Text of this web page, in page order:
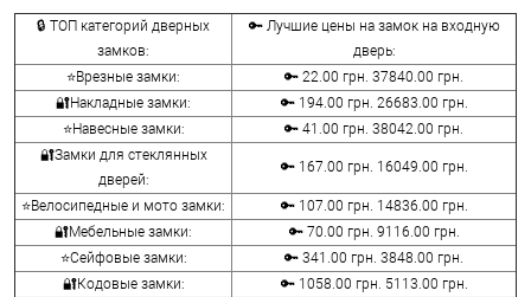
🔒 ТОП категорий дверных
замков:
🔑 Лучшие цены на замок на входную
дверь:
⭐Врезные замки:
🔑 22.00 грн. 37840.00 грн.
🔐Накладные замки:
🔑 194.00 грн. 26683.00 грн.
⭐Навесные замки:
🔑 41.00 грн. 38042.00 грн.
🔐Замки для стеклянных
дверей:
🔑 167.00 грн. 16049.00 грн.
⭐Велосипедные и мото замки:
🔑 107.00 грн. 14836.00 грн.
🔐Мебельные замки:
🔑 70.00 грн. 9116.00 грн.
⭐Сейфовые замки:
🔑 341.00 грн. 3848.00 грн.
🔐Кодовые замки:
🔑 1058.00 грн. 5113.00 грн.